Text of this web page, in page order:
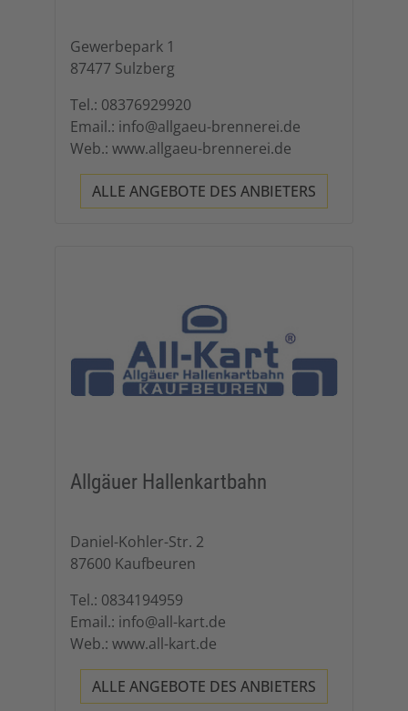
Gewerbepark 1
87477 Sulzberg
Tel.: 08376929920
Email.: info@allgaeu-brennerei.de
Web.: www.allgaeu-brennerei.de
ALLE ANGEBOTE DES ANBIETERS
Allgäuer Hallenkartbahn
Daniel-Kohler-Str. 2
87600 Kaufbeuren
Tel.: 0834194959
Email.: info@all-kart.de
Web.: www.all-kart.de
ALLE ANGEBOTE DES ANBIETERS